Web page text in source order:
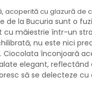
acoperită cu glazură de
de la Bucuria sunt o
măiestrie într-un
nu este nici
înconjoară
elegant,
să se delecteze